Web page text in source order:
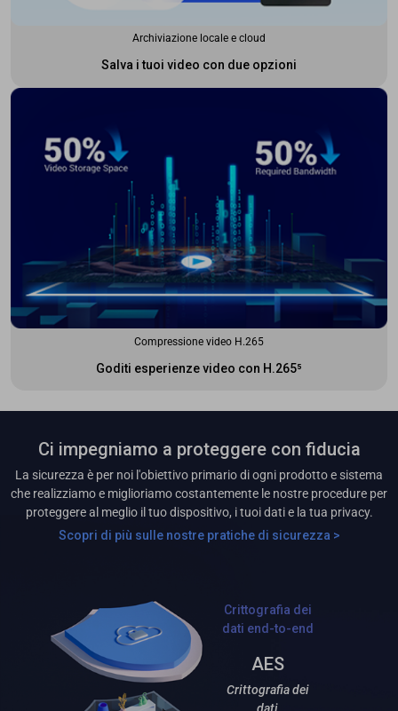
Archiviazione locale e cloud
Salva i tuoi video con due opzioni
Compressione video H.265
Goditi esperienze video con H.265⁵
Ci impegniamo a proteggere con fiducia
La sicurezza è per noi l'obiettivo primario di ogni prodotto e sistema
che realizziamo e miglioriamo costantemente le nostre procedure per
proteggere al meglio il tuo dispositivo, i tuoi dati e la tua privacy.
Scopri di più sulle nostre pratiche di sicurezza >
Crittografia dei
dati end-to-end
AES
Crittografia dei